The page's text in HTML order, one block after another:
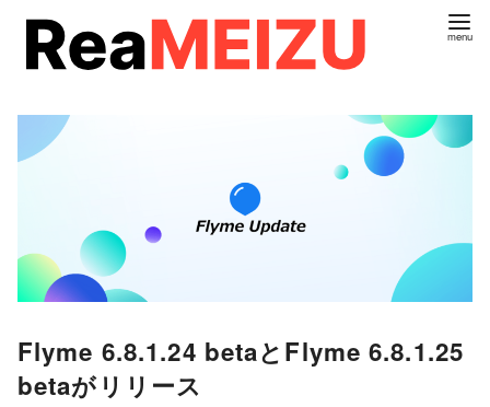
Flyme 6.8.1.24 betaとFlyme 6.8.1.25
betaがリリース